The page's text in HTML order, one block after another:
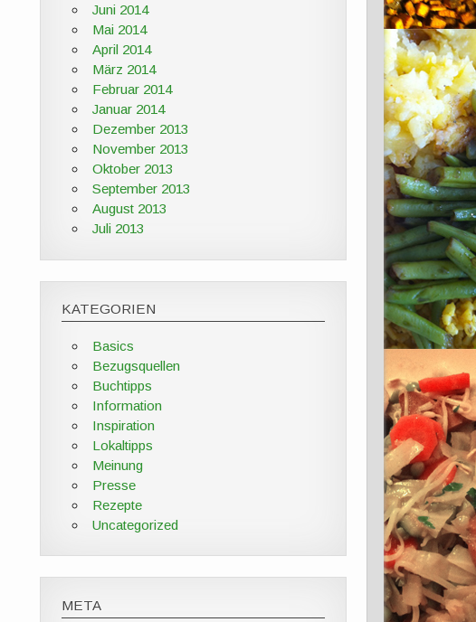
Juni 2014
Mai 2014
April 2014
März 2014
Februar 2014
Januar 2014
Dezember 2013
November 2013
Oktober 2013
September 2013
August 2013
Juli 2013
KATEGORIEN
Basics
Bezugsquellen
Buchtipps
Information
Inspiration
Lokaltipps
Meinung
Presse
Rezepte
Uncategorized
META